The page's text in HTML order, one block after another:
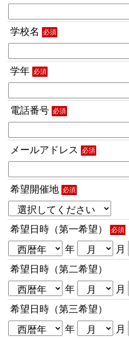
学校名 必須
学年 必須
電話番号 必須
メールアドレス 必須
希望開催地 必須
希望日時（第一希望） 必須
年 月
希望日時（第二希望）
年
月
希望日時（第三希望）
年
月